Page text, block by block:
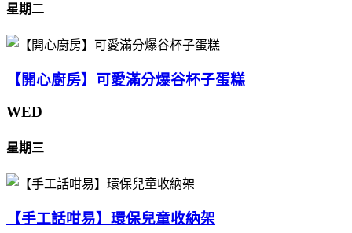
星期二
【開心廚房】可愛滿分爆谷杯子蛋糕
WED
星期三
【手工話咁易】環保兒童收納架